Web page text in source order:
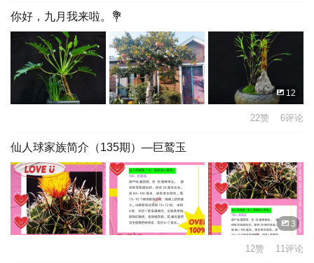
你好，九月我来啦。💐
12
22赞 6评论
仙人球家族简介（135期）—巨鹫玉
3
12赞 11评论